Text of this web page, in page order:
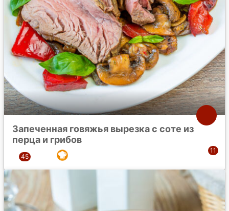
Запеченная говяжья вырезка с соте из
перца и грибов